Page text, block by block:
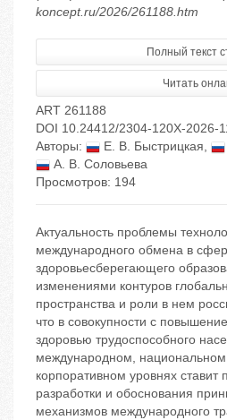
koncept.ru/2026/261188.htm
Полный текст
Читать
ART 261188
DOI 10.24412/2304-120X-2026-
Авторы:
Е. В. Быстрицкая,
А. В. Соловьева
Просмотров: 194
Актуальность проблемы
международного обмена в
здоровьесберегающего
изменениями контуров
пространства и роли в нем
что в совокупности с
здоровью трудоспособного
международном,
корпоративном уровнях ставит
разработки и обоснования
механизмов международного